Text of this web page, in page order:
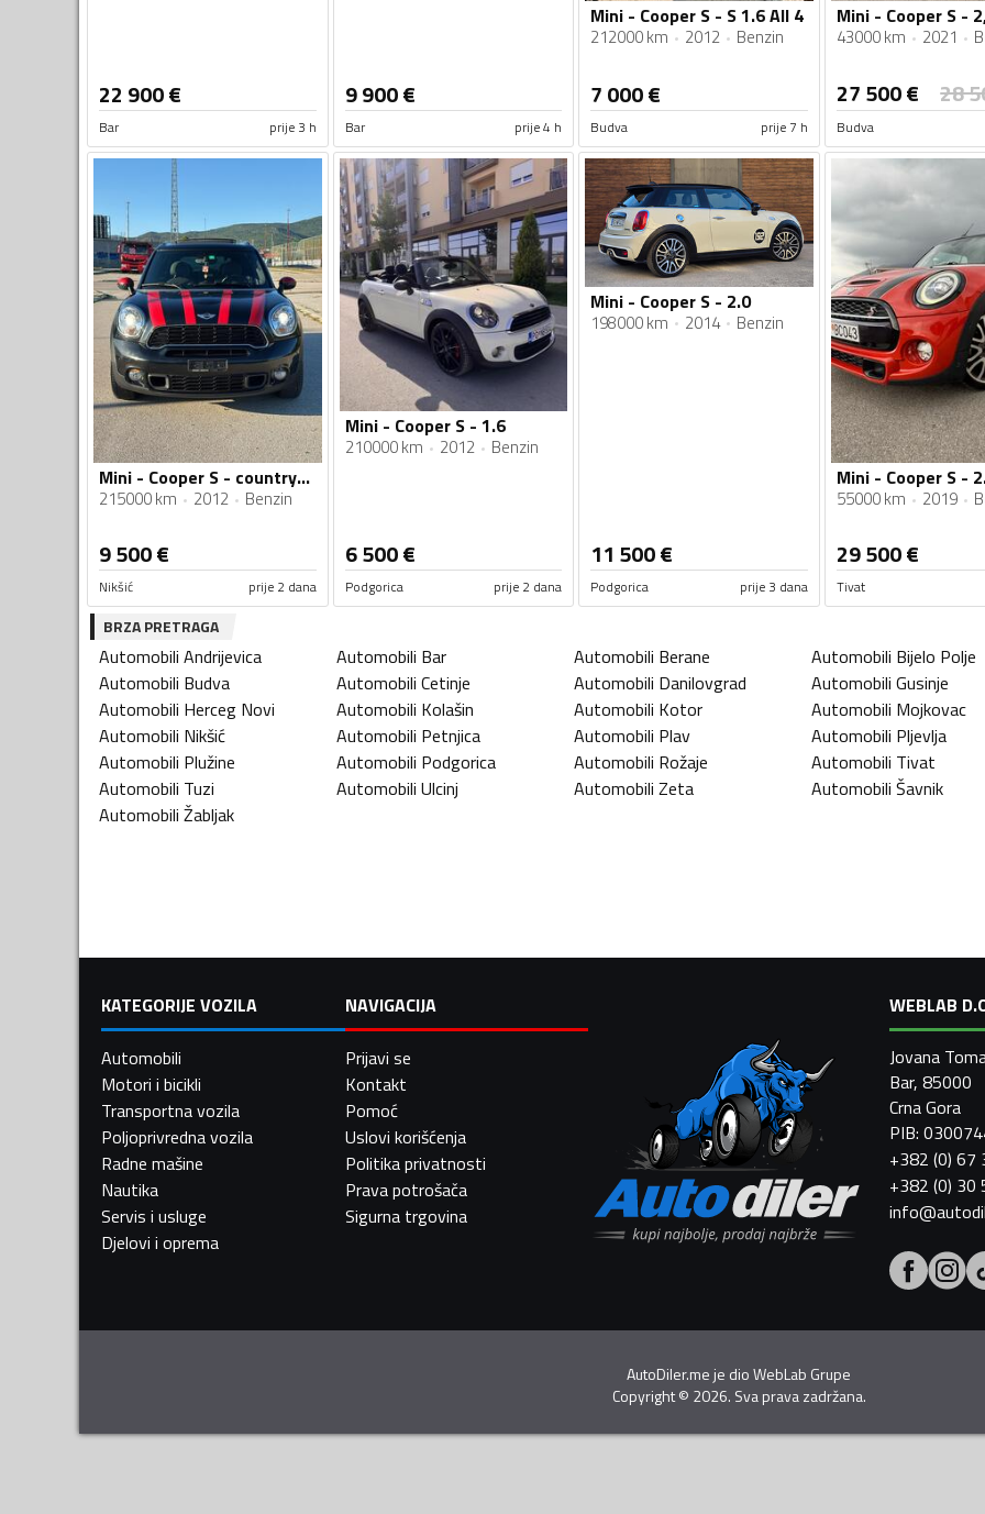
22 900€
Bar prije 3 h
9 900€
Bar prije 4 h
Mini - Cooper S - S 1.6 All 4
212000 km 2012 Benzin
7 000€
Budva prije 7 h
Mini - Cooper S -
43000 km 2021
27 500€ 28
Budva
Mini - Cooper S - countryman cooper s
215000 km 2012 Benzin
9 500€
Nikšić prije 2 dana
Mini - Cooper S - 1.6
210000 km 2012 Benzin
6 500€
Podgorica prije 2 dana
Mini - Cooper S - 2.0
198000 km 2014 Benzin
11 500€
Podgorica prije 3 dana
Mini - Cooper S -
55000 km 2019
29 500€
Tivat
BRZA PRETRAGA
Automobili Andrijevica Automobili Bar Automobili Berane Automobili Bijelo Polje
Automobili Budva Automobili Cetinje Automobili Danilovgrad Automobili Gusinje
Automobili Herceg Novi Automobili Kolašin Automobili Kotor Automobili Mojkovac
Automobili Nikšić Automobili Petnjica Automobili Plav Automobili Pljevlja
Automobili Plužine Automobili Podgorica Automobili Rožaje Automobili Tivat
Automobili Tuzi Automobili Ulcinj Automobili Zeta Automobili Šavnik
Automobili Žabljak
KATEGORIJE VOZILA
Automobili
Motori i bicikli
Transportna vozila
Poljoprivredna vozila
Radne mašine
Nautika
Servis i usluge
Djelovi i oprema
NAVIGACIJA
Prijavi se
Kontakt
Pomoć
Uslovi korišćenja
Politika privatnosti
Prava potrošača
Sigurna trgovina
WEBLAB
Jovana
Bar, 85000
Crna Gora
PIB:
+382 (0) 67
+382 (0) 30
AutoDiler.me je dioWebLab Grupe
Copyright© 2026. Sva prava zadržana.